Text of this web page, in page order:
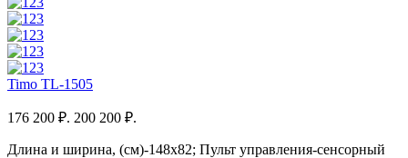
Timo TL-1505
176 200 ₽. 200 200 ₽.
Длина и ширина, (см)-148x82; Пульт управления-сенсорный